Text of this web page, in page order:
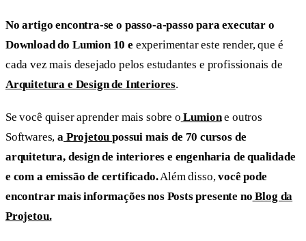
No artigo encontra-se o passo-a-passo para executar o
Download do Lumion 10 e experimentar este render, que é
cada vez mais desejado pelos estudantes e profissionais de
Arquitetura e Design de Interiores.
Se você quiser aprender mais sobre o Lumione outros
Softwares,aProjetoupossui mais de 70 cursos de
arquitetura, design de interiores e engenharia de qualidade
e com a emissão de certificado.Além disso,você pode
encontrar mais informações nos Posts presente no Blog da
Projetou.